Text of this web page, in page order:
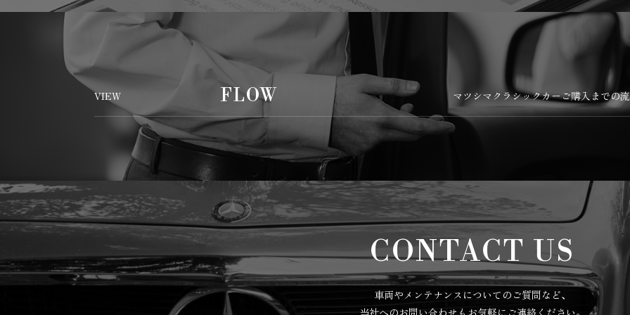
VIEW FLOW マツシマクラシックカーご購入までの
CONTACT US
車両やメンテナンスについてのご質問など、
当社へのお問い合わせもお気軽にご連絡ください。